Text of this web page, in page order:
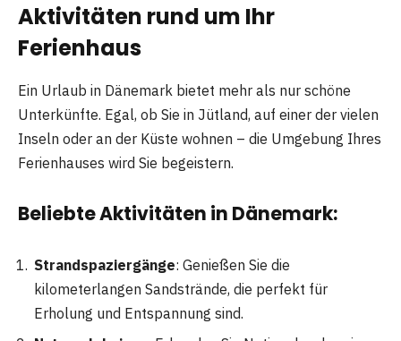
Aktivitäten rund um Ihr
Ferienhaus
Ein Urlaub in Dänemark bietet mehr als nur schöne
Unterkünfte. Egal, ob Sie in Jütland, auf einer der vielen
Inseln oder an der Küste wohnen – die Umgebung Ihres
Ferienhauses wird Sie begeistern.
Beliebte Aktivitäten in Dänemark:
Strandspaziergänge: Genießen Sie die
kilometerlangen Sandstrände, die perfekt für
Erholung und Entspannung sind.